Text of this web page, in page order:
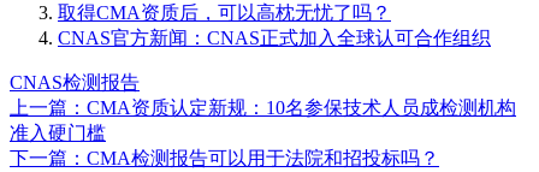
取得CMA资质后，可以高枕无忧了吗？
CNAS官方新闻：CNAS正式加入全球认可合作组织
CNAS检测报告
上一篇：CMA资质认定新规：10名参保技术人员成检测机构
准入硬门槛
下一篇：CMA检测报告可以用于法院和招投标吗？